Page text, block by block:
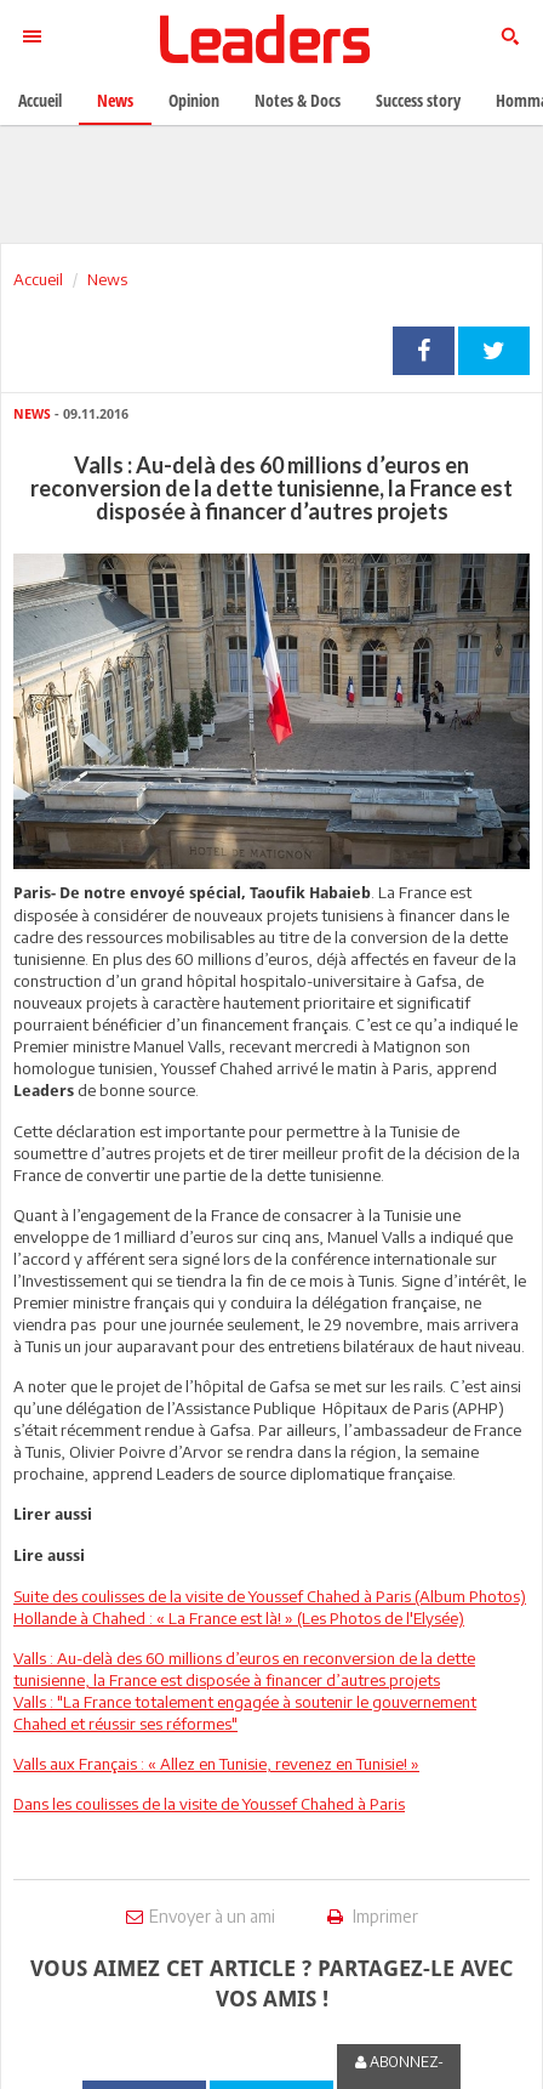
Accueil News
NEWS - 09.11.2016
Valls : Au-delà des 60 millions d’euros en
reconversion de la dette tunisienne, la France est
disposée à financer d’autres projets
Paris- De notre envoyé spécial, Taoufik Habaieb . La France est
disposée à considérer de nouveaux projets tunisiens à financer dans le
cadre des ressources mobilisables au titre de la conversion de la dette
tunisienne. En plus des 60 millions d’euros, déjà affectés en faveur de la
construction d’un grand hôpital hospitalo-universitaire à Gafsa, de
nouveaux projets à caractère hautement prioritaire et significatif
pourraient bénéficier d’un financement français. C’est ce qu’a indiqué le
Premier ministre Manuel Valls, recevant mercredi à Matignon son
homologue tunisien, Youssef Chahed arrivé le matin à Paris, apprend
Leaders de bonne source.
Cette déclaration est importante pour permettre à la Tunisie de
soumettre d’autres projets et de tirer meilleur profit de la décision de la
France de convertir une partie de la dette tunisienne.
Quant à l’engagement de la France de consacrer à la Tunisie une
enveloppe de 1 milliard d’euros sur cinq ans, Manuel Valls a indiqué que
l’accord y afférent sera signé lors de la conférence internationale sur
l’Investissement qui se tiendra la fin de ce mois à Tunis. Signe d’intérêt, le
Premier ministre français qui y conduira la délégation française, ne
viendra pas pour une journée seulement, le 29 novembre, mais arrivera
à Tunis un jour auparavant pour des entretiens bilatéraux de haut niveau.
A noter que le projet de l’hôpital de Gafsa se met sur les rails. C’est ainsi
qu’une délégation de l’Assistance Publique Hôpitaux de Paris (APHP)
s’était récemment rendue à Gafsa. Par ailleurs, l’ambassadeur de France
à Tunis, Olivier Poivre d’Arvor se rendra dans la région, la semaine
prochaine, apprend Leaders de source diplomatique française.
Lirer aussi
Lire aussi
Suite des coulisses de la visite de Youssef Chahed à Paris (Album Photos)
Hollande à Chahed : « La France est là! » (Les Photos de l'Elysée)
Valls : Au-delà des 60 millions d’euros en reconversion de la dette
tunisienne, la France est disposée à financer d’autres projets
Valls : "La France totalement engagée à soutenir le gouvernement
Chahed et réussir ses réformes"
Valls aux Français : « Allez en Tunisie, revenez en Tunisie! »
Dans les coulisses de la visite de Youssef Chahed à Paris
Envoyer à un ami Imprimer
VOUS AIMEZ CET ARTICLE ? PARTAGEZ-LE AVEC
VOS AMIS !
ABONNEZ-
Accueil News Opinion Notes & Docs Success story